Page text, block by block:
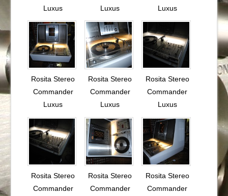
Luxus
Luxus
Luxus
Rosita Stereo
Commander
Luxus
Rosita Stereo
Commander
Luxus
Rosita Stereo
Commander
Luxus
Rosita Stereo
Commander
Rosita Stereo
Commander
Rosita Stereo
Commander